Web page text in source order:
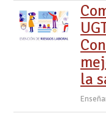
la